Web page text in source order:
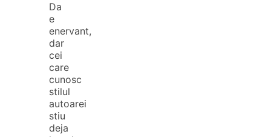
Da
e
enervant,
dar
cei
care
cunosc
stilul
autoarei
stiu
deja